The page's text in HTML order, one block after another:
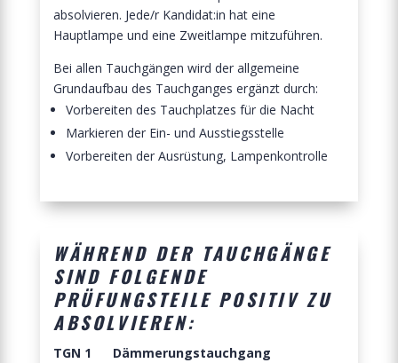
absolvieren. Jede/r Kandidat:in hat eine
Hauptlampe und eine Zweitlampe mitzuführen.
Bei allen Tauchgängen wird der allgemeine
Grundaufbau des Tauchganges ergänzt durch:
Vorbereiten des Tauchplatzes für die Nacht
Markieren der Ein- und Ausstiegsstelle
Vorbereiten der Ausrüstung, Lampenkontrolle
WÄHREND DER TAUCHGÄNGE
SIND FOLGENDE
PRÜFUNGSTEILE POSITIV ZU
ABSOLVIEREN:
TGN 1 Dämmerungstauchgang